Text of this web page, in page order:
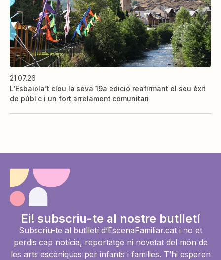
21.07.26
L’Esbaiola’t clou la seva 19a edició reafirmant el seu èxit
de públic i un fort arrelament comunitari
Ei! subscriu-te al nostre butlletí
Subscriu-te al butlletí d’EscenaFamiliar.cat i no et
perdis cap notícia, reportatge ni novetat del món de
les arts escèniques per infants i famílies. T’hi esperen